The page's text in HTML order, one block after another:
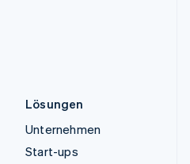
Lösungen
Unternehmen
Start-ups